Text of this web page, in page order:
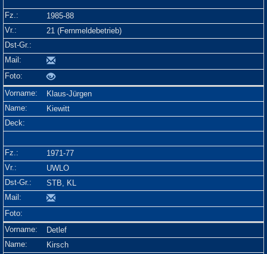
1985-88
21 (Fernmeldebetrieb)
Klaus-Jürgen
Kiewitt
1971-77
UWLO
STB, KL
Detlef
Kirsch